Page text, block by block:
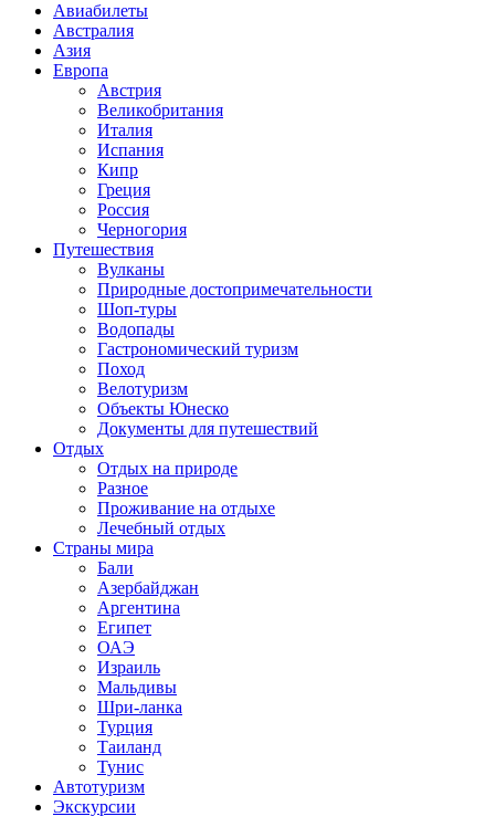
Авиабилеты
Австралия
Азия
Европа
Австрия
Великобритания
Италия
Испания
Кипр
Греция
Россия
Черногория
Путешествия
Вулканы
Природные достопримечательности
Шоп-туры
Водопады
Гастрономический туризм
Поход
Велотуризм
Объекты Юнеско
Документы для путешествий
Отдых
Отдых на природе
Разное
Проживание на отдыхе
Лечебный отдых
Страны мира
Бали
Азербайджан
Аргентина
Египет
ОАЭ
Израиль
Мальдивы
Шри-ланка
Турция
Таиланд
Тунис
Автотуризм
Экскурсии